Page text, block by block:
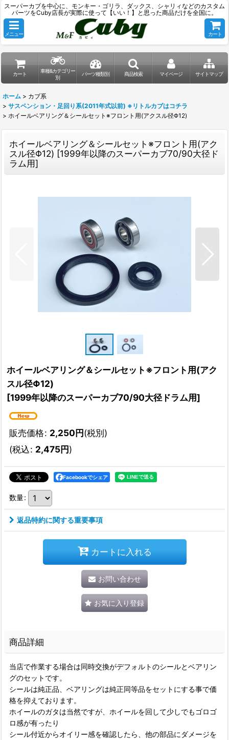
スーパーカブを中心に、モンキー・ゴリラ、ダックス、シャリィなどのカスタム
パーツをCuby店長が実際に使って【いい！】と思った商品だけを全国に。
メニュー カート
カート
車種&カテゴリー
別
パーツ種類別 商品検索 マイページ サイトマップ
ホーム > カブ系
> サスペンション・足回り系(2011年式以前) ※リトルカブはコチラ
> ホイールベアリング＆シールセット※フロント用(アクスル径Φ12)
ホイールベアリング＆シールセット※フロント用(アク
スル径Φ12) [1999年以降のスーパーカブ70/90大径ド
ラム用]
ホイールベアリング＆シールセット※フロント用(アク
スル径Φ12)
[1999年以降のスーパーカブ70/90大径ドラム用]
販売価格: 2,250円(税別)
(税込: 2,475円)
Facebookでシェア
数量:
返品特約に関する重要事項
カートに入れる
お問い合わせ
お気に入り登録
商品詳細
当店で作業する場合は同時交換がデフォルトのシールとベアリン
グのセットです。
シールは純正品、ベアリングは純正同等品をセットにする事で価
格を抑えております。
ホイールのガタは当然ですが、ホイールを回して少しでもゴロゴ
ロ感が有ったり
シール付近からオイリー感を確認したら、他の部品にダメージを